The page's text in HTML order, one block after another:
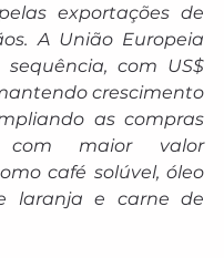
exportações de
A União Europeia
com US$
crescimento
as compras
maior valor
café solúvel, óleo
laranja e carne de